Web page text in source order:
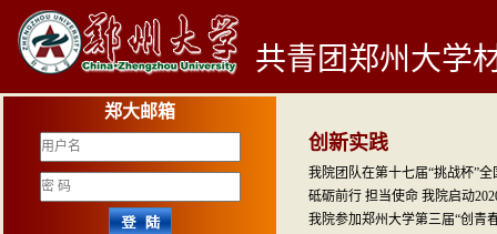
共青团郑州大学
郑大邮箱
创新实践
我院团队在第十七届“挑战杯”
砥砺前行 担当使命 我院启动
我院参加郑州大学第三届“创青